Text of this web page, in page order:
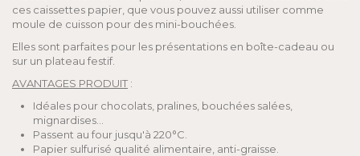
ces caissettes papier, que vous pouvez aussi utiliser comme
moule de cuisson pour des mini-bouchées.
Elles sont parfaites pour les présentations en boîte-cadeau ou
sur un plateau festif.
AVANTAGES PRODUIT :
Idéales pour chocolats, pralines, bouchées salées,
mignardises...
Passent au four jusqu'à 220°C.
Papier sulfurisé qualité alimentaire, anti-graisse.